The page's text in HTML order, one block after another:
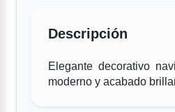
Descripción
Elegante decorativo
moderno y acabado